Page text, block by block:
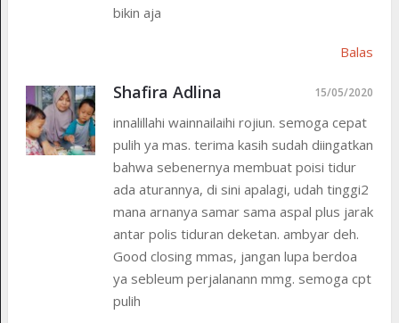
bikin aja
Balas
Shafira Adlina 15/05/2020
innalillahi wainnailaihi rojiun. semoga cepat
pulih ya mas. terima kasih sudah diingatkan
bahwa sebenernya membuat poisi tidur
ada aturannya, di sini apalagi, udah tinggi2
mana arnanya samar sama aspal plus jarak
antar polis tiduran deketan. ambyar deh.
Good closing mmas, jangan lupa berdoa
ya sebleum perjalanann mmg. semoga cpt
pulih